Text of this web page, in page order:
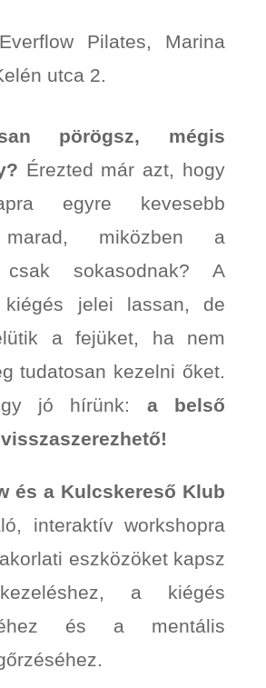
Pilates, Marina
utca 2.
pörögsz, mégis
Érezted már azt, hogy
egyre kevesebb
marad, miközben a
csak sokasodnak? A
jelei lassan, de
a fejüket, ha nem
tudatosan kezelni őket.
jó hírünk: a belső
és a Kulcskereső Klub
interaktív workshopra
eszközöket kapsz
a kiégés
és a mentális